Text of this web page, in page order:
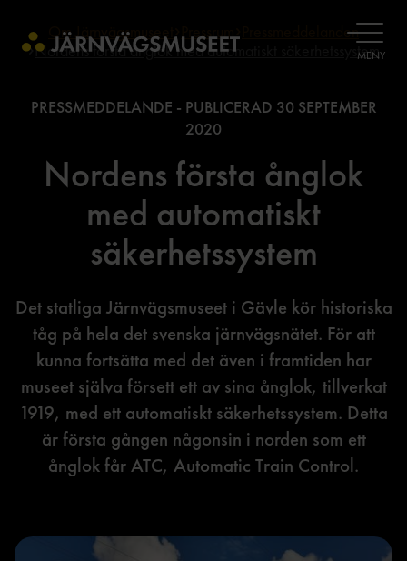
ÖPPNA
MENY
Om Järnvägsmuseet Pressrum
Pressmeddelanden
Nordens första ånglok med automatiskt säkerhetssystem
PRESSMEDDELANDE - PUBLICERAD 30 SEPTEMBER
2020
Nordens första ånglok
med automatiskt
säkerhetssystem
Det statliga Järnvägsmuseet i Gävle kör historiska
tåg på hela det svenska järnvägsnätet. För att
kunna fortsätta med det även i framtiden har
museet själva försett ett av sina ånglok, tillverkat
1919, med ett automatiskt säkerhetssystem. Detta
är första gången någonsin i norden som ett
ånglok får ATC, Automatic Train Control.